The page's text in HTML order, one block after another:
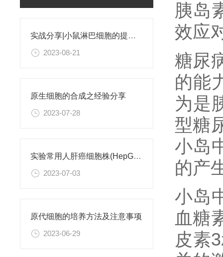
实战分享|小鼠淋巴细胞的提取和分选之经验小结
2023-08-21
原生细胞的合成之经验分享
2023-07-28
实验常用人肝癌细胞株(HepG2/Hep3B,HuH-7,MHCC97H,PLC/PRF/5)怎么选？
2023-07-03
原代细胞的培养方法及注意事项
2023-06-29
胰岛
效应
糖尿
的能
为是
型糖
小岛
的产
小岛
血糖
皮素